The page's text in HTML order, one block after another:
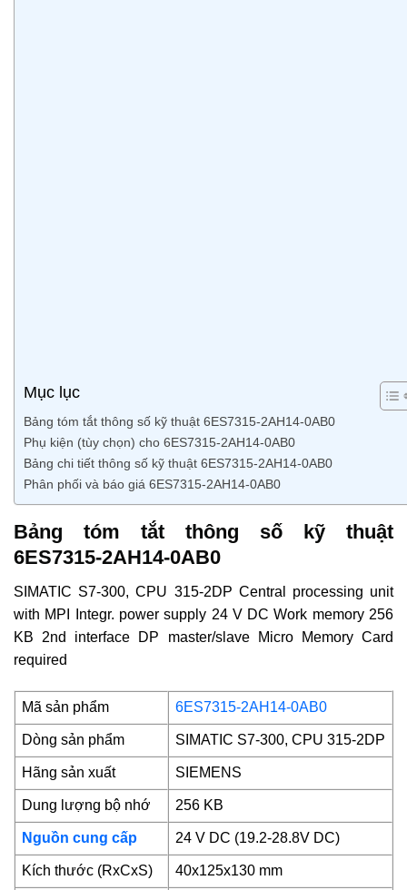
Mục lục
Bảng tóm tắt thông số kỹ thuật 6ES7315-2AH14-0AB0
Phụ kiện (tùy chọn) cho 6ES7315-2AH14-0AB0
Bảng chi tiết thông số kỹ thuật 6ES7315-2AH14-0AB0
Phân phối và báo giá 6ES7315-2AH14-0AB0
Bảng tóm tắt thông số kỹ thuật
6ES7315-2AH14-0AB0
SIMATIC S7-300, CPU 315-2DP Central processing unit
with MPI Integr. power supply 24 V DC Work memory 256
KB 2nd interface DP master/slave Micro Memory Card
required
Mã sản phẩm 6ES7315-2AH14-0AB0
Dòng sản phẩm SIMATIC S7-300, CPU 315-2DP
Hãng sản xuất SIEMENS
Dung lượng bộ nhớ 256 KB
Nguồn cung cấp 24 V DC (19.2-28.8V DC)
Kích thước (RxCxS) 40x125x130 mm